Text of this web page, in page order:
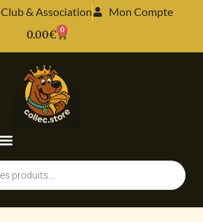
Club & Association
Mon Compte
0.00€ 0